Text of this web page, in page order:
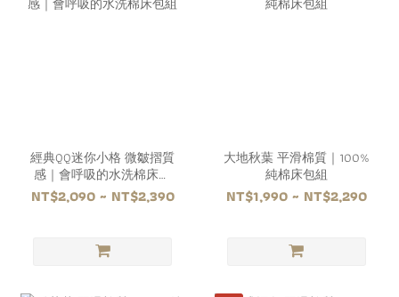
經典QQ迷你小格 微皺摺質
感｜會呼吸的水洗棉床包
組
NT$2,090 ~ NT$2,390
大地秋葉 平滑棉質｜100%
純棉床包組
NT$1,990 ~ NT$2,290